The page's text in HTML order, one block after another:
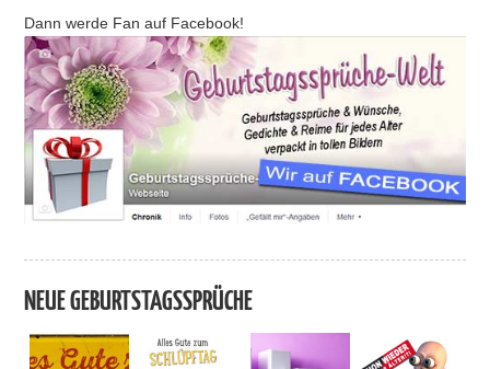
Dann werde Fan auf Facebook!
NEUE GEBURTSTAGSSPRÜCHE